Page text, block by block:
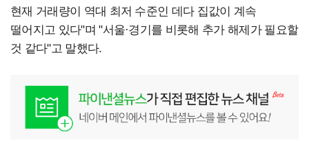
현재 거래량이 역대 최저 수준인 데다 집값이 계속
떨어지고 있다"며 "서울·경기를 비롯해 추가 해제가 필요할
것 같다"고 말했다.